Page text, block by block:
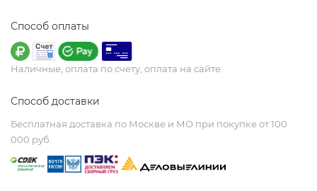
Способ оплаты
Наличные, оплата по счету, оплата на сайте
Способ доставки
Бесплатная доставка по Москве и МО при покупке от 100
000 руб.